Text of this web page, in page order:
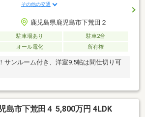
その他の交通
鹿児島県鹿児島市下荒田２
駐車場あり
駐車2台
オール電化 所有権
サンルーム付き、洋室9.5帖は間仕切り可
島市下荒田４ 5,800万円 4LDK